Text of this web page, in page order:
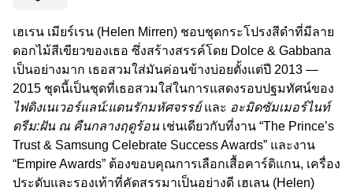
เฮเรน เมียร์เรน (Helen Mirren) ชอบชุดกระโปรงสีดำที่มีลาย
ดอกไม้สีเขียวของเธอ ซึ่งสร้างสรรค์โดย Dolce & Gabbana
เป็นอย่างมาก เธอสวมใส่มันค่อนข้างบ่อยตั้งแต่ปี 2013 —
2015 ชุดนี้เป็นชุดที่เธอสวมใส่ในการแสดงรอบปฐมทัศน์ของ
ไฟดิงเนเวอร์แลน์:แดนรักมหัศจรรย์และ อะมิดซัมเมอร์ไนท์
ดรีม:ฝัน ณ คืนกลางฤดูร้อน เช่นเดียวกับที่งาน “The Prince’s
Trust & Samsung Celebrate Success Awards” และงาน
“Empire Awards” ต้องขอบคุณการเลือกเสื้อคาร์ดิแกน, เครื่อง
ประดับและรองเท้าที่คัดสรรมาเป็นอย่างดี เฮเลน (Helen)